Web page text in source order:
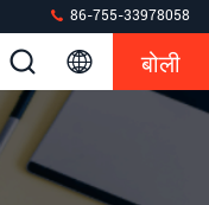
86-755-33978058
बोली